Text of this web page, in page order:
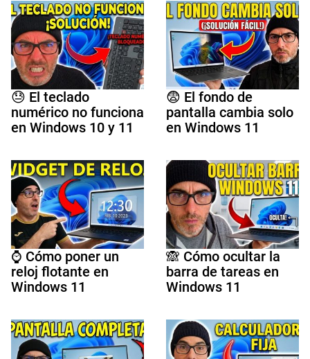
😓 El teclado
numérico no funciona
en Windows 10 y 11
😨 El fondo de
pantalla cambia solo
en Windows 11
⌚ Cómo poner un
reloj flotante en
Windows 11
🙈 Cómo ocultar la
barra de tareas en
Windows 11